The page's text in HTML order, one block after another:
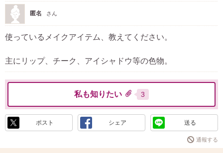
匿名 さん
使っているメイクアイテム、教えてください。
主にリップ、チーク、アイシャドウ等の色物。
私も知りたい 3
ポスト シェア 送る
通報する